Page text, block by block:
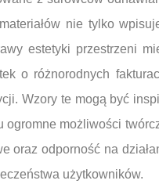
nie tylko
estetyki przestrzeni
o różnorodnych
Wzory te mogą być
ogromne możliwości
oraz odporność na
użytkowników.